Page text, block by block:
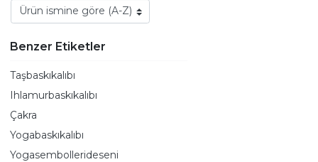
Benzer Etiketler
Taşbaskıkalıbı
Ihlamurbaskıkalıbı
Çakra
Yogabaskıkalıbı
Yogasembollerideseni